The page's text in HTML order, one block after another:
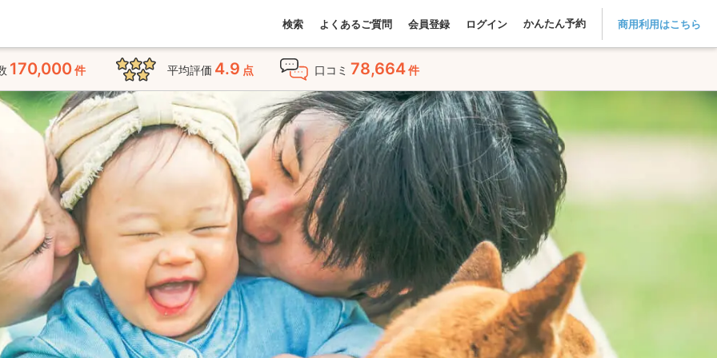
検索 よくあるご質問 会員登録 ログイン かんたん予約 商用利用はこちら
170,000件 平均評価 4.9 点 口コミ 78,664件